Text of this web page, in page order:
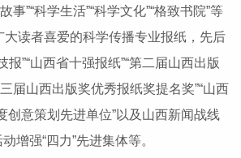
事”“科学生活”“科学文化”“格致书院”等
大读者喜爱的科学传播专业报纸，先后
报”“山西省十强报纸”“第二届山西出版
届山西出版奖优秀报纸奖提名奖”“山西
创意策划先进单位”以及山西新闻战线
增强“四力”先进集体等。